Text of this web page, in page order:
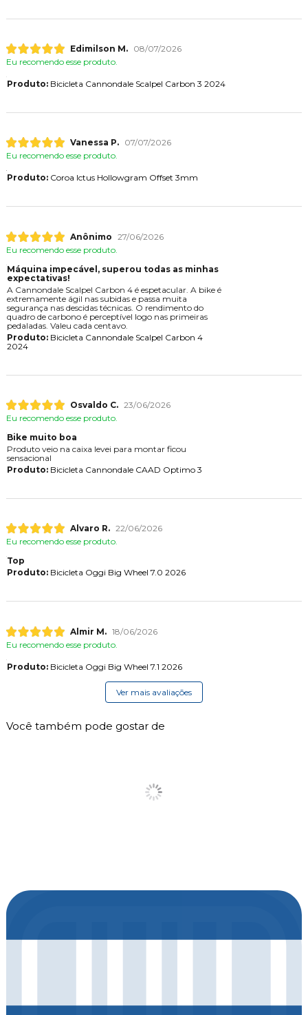
Edimilson M.
08/07/2026
Eu recomendo esse produto.
Produto:Bicicleta Cannondale Scalpel Carbon 3 2024
Vanessa P.
07/07/2026
Eu recomendo esse produto.
Produto:Coroa Ictus Hollowgram Offset 3mm
Anônimo 27/06/2026
Eu recomendo esse produto.
Máquina impecável, superou todas as minhas
expectativas!
A Cannondale Scalpel Carbon 4 é espetacular. A bike é
extremamente ágil nas subidas e passa muita
segurança nas descidas técnicas. O rendimento do
quadro de carbono é perceptível logo nas primeiras
pedaladas. Valeu cada centavo.
Produto:Bicicleta Cannondale Scalpel Carbon 4
2024
Osvaldo C. 23/06/2026
Eu recomendo esse produto.
Bike muito boa
Produto veio na caixa levei para montar ficou
sensacional
Produto:Bicicleta Cannondale CAAD Optimo 3
Alvaro R. 22/06/2026
Eu recomendo esse produto.
Top
Produto:Bicicleta Oggi Big Wheel 7.0 2026
Almir M. 18/06/2026
Eu recomendo esse produto.
Produto:Bicicleta Oggi Big Wheel 7.1 2026
Ver mais avaliações
Você também pode gostar de